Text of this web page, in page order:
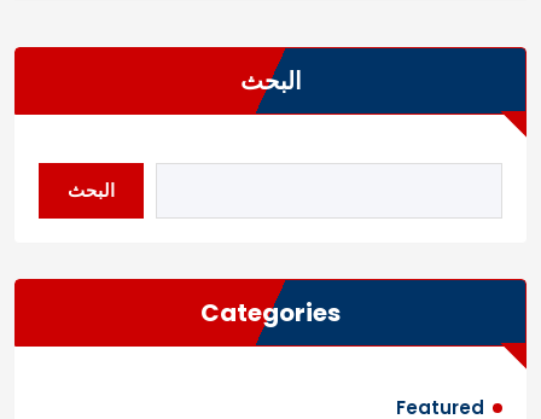
البحث
البحث
Categories
Featured